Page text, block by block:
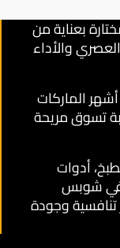
بعناية من
والأداء
الماركات
تسوق مريحة
أدوات
في شوبس
وجودة